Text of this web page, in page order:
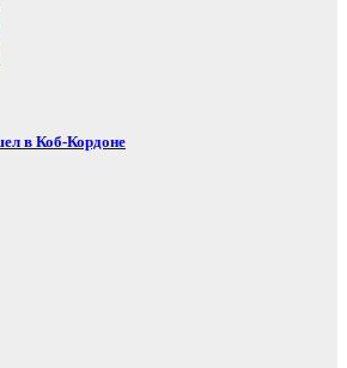
в Коб-Кордоне